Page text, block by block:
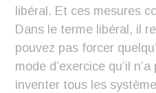
libéral. Et ces mesures
Dans le terme libéral, il
pouvez pas forcer
mode d’exercice qu’il
inventer tous les